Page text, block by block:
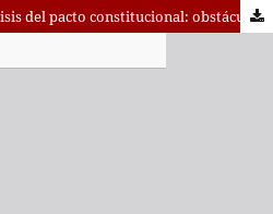
Cataluña y España en la crisis del pacto constitucional: obstáculos para un reconocimiento profundo